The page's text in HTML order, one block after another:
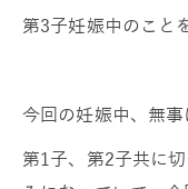
第3子妊娠中のこと
今回の妊娠中、無事
第1子、第2子共に